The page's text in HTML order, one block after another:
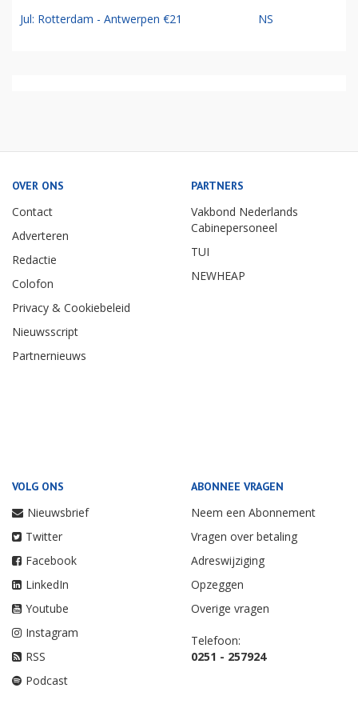
Jul: Rotterdam - Antwerpen €21 NS
OVER ONS
Contact
Adverteren
Redactie
Colofon
Privacy & Cookiebeleid
Nieuwsscript
Partnernieuws
PARTNERS
Vakbond Nederlands
Cabinepersoneel
TUI
NEWHEAP
VOLG ONS
Nieuwsbrief
Twitter
Facebook
LinkedIn
Youtube
Instagram
RSS
Podcast
ABONNEE VRAGEN
Neem een Abonnement
Vragen over betaling
Adreswijziging
Opzeggen
Overige vragen
Telefoon:
0251 - 257924